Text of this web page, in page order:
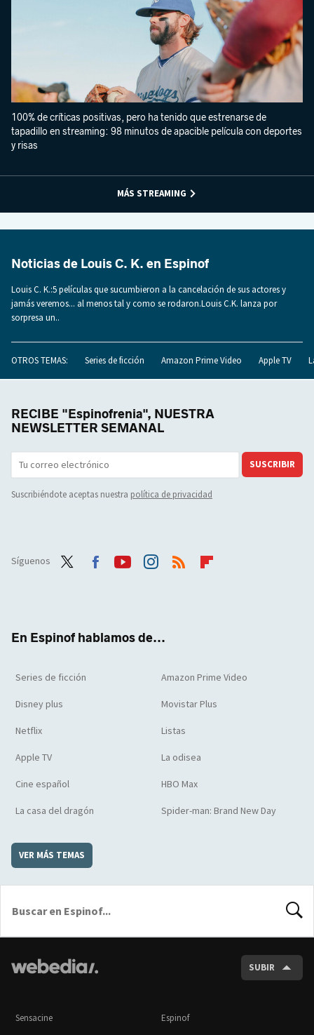
100% de críticas positivas, pero ha tenido que estrenarse de
tapadillo en streaming: 98 minutos de apacible película con deportes
y risas
MÁS STREAMING
Noticias de Louis C. K. en Espinof
Louis C. K.:5 películas que sucumbieron a la cancelación de sus actores y
jamás veremos... al menos tal y como se rodaron.Louis C.K. lanza por
sorpresa un..
OTROS TEMAS: Series de ficción Amazon Prime Video Apple TV
RECIBE "Espinofrenia", NUESTRA
NEWSLETTER SEMANAL
SUSCRIBIR
Suscribiéndote aceptas nuestra política de privacidad
Síguenos
En Espinof hablamos de...
Series de ficción Amazon Prime Video
Disney plus Movistar Plus
Netflix Listas
Apple TV La odisea
Cine español HBO Max
La casa del dragón Spider-man: Brand New Day
VER MÁS TEMAS
SUBIR
Sensacine Espinof